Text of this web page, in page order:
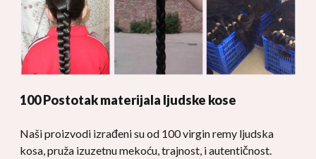
100 Postotak materijala ljudske kose
Naši proizvodi izrađeni su od 100 virgin remy ljudska
kosa, pruža izuzetnu mekoću, trajnost, i autentičnost.